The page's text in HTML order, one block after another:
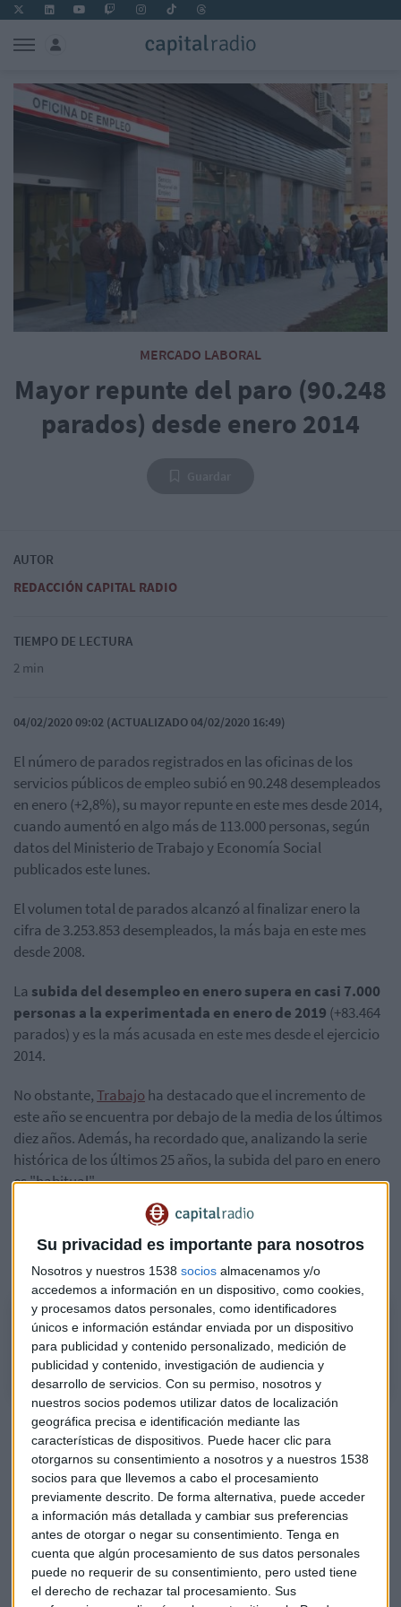
Su privacidad es importante para nosotros
Nosotros y nuestros 1538 socios almacenamos y/o
accedemos a información en un dispositivo, como cookies,
y procesamos datos personales, como identificadores
únicos e información estándar enviada por un dispositivo
para publicidad y contenido personalizado, medición de
publicidad y contenido, investigación de audiencia y
desarrollo de servicios. Con su permiso, nosotros y
nuestros socios podemos utilizar datos de localización
geográfica precisa e identificación mediante las
características de dispositivos. Puede hacer clic para
otorgarnos su consentimiento a nosotros y a nuestros 1538
socios para que llevemos a cabo el procesamiento
previamente descrito. De forma alternativa, puede acceder
a información más detallada y cambiar sus preferencias
antes de otorgar o negar su consentimiento. Tenga en
cuenta que algún procesamiento de sus datos personales
puede no requerir de su consentimiento, pero usted tiene
el derecho de rechazar tal procesamiento. Sus
MERCADO LABORAL
Mayor repunte del paro (90.248
parados) desde enero 2014
AUTOR
REDACCIÓN CAPITAL RADIO
TIEMPO DE LECTURA
2 min
04/02/2020 09:02 (ACTUALIZADO 04/02/2020 16:49)
El número de parados registrados en las oficinas de los
servicios públicos de empleo subió en 90.248 desempleados
en enero (+2,8%), su mayor repunte en este mes desde 2014,
cuando aumentó en algo más de 113.000 personas, según
datos del Ministerio de Trabajo y Economía Social
publicados este lunes.
El volumen total de parados alcanzó al finalizar enero la
cifra de 3.253.853 desempleados, la más baja en este mes
desde 2008.
La subida del desempleo en enero supera en casi 7.000
personas a la experimentada en enero de 2019 (+83.464
parados) y es la más acusada en este mes desde el ejercicio
2014.
No obstante,Trabajo ha destacado que el incremento de
este año se encuentra por debajo de la media de los últimos
diez años. Además, ha recordado que, analizando la serie
histórica de los últimos 25 años, la subida del paro en enero
es "habitual".
"Todavía se sigue creando empleo en España"
Valentín Bote, director de Randstad Research. "Aunque, el
crecimiento cada vez es menor", añade.
"Todavía se sigue creando empleo, pero a menor ritmo"
Valentín Bote, director de Randstad Research
De hecho, en ninguno de los meses de enero de la serie ha
bajado el paro. Esto tiene que ver con la finalización de los
contratos que se realizan para la campaña de Navidad, lo
que se aprecia sobre todo en el sector servicios, que en el
primer mes de este año ha sumado 90.957 parados (+4,1%).
Entérminos desestacionalizados , el paro subió en enero
en 13.480 personas, mientras que en el último año el
desempleo acumula un descenso de 31.908 personas